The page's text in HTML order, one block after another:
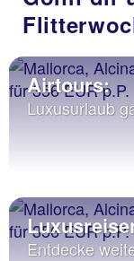
Airtours:
Luxusurlaub
Entdecke